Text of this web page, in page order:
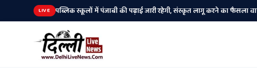
LIVE
आर्मी पब्लिक स्कूलों में पंजाबी की पढ़ाई जारी रहेगी, संस्कृत लागू करने का फैसला वापस •